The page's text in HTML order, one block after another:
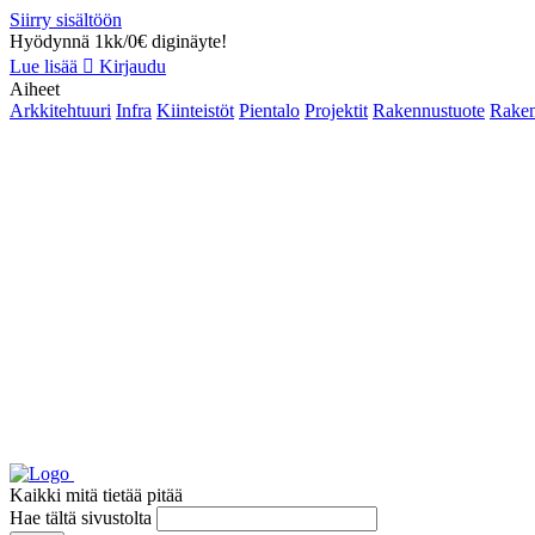
Siirry sisältöön
Hyödynnä 1kk/0€ diginäyte!
Lue lisää
Kirjaudu
Aiheet
Arkkitehtuuri Infra Kiinteistöt Pientalo Projektit Rakennustuote
Kaikki mitä tietää pitää
Hae tältä sivustolta